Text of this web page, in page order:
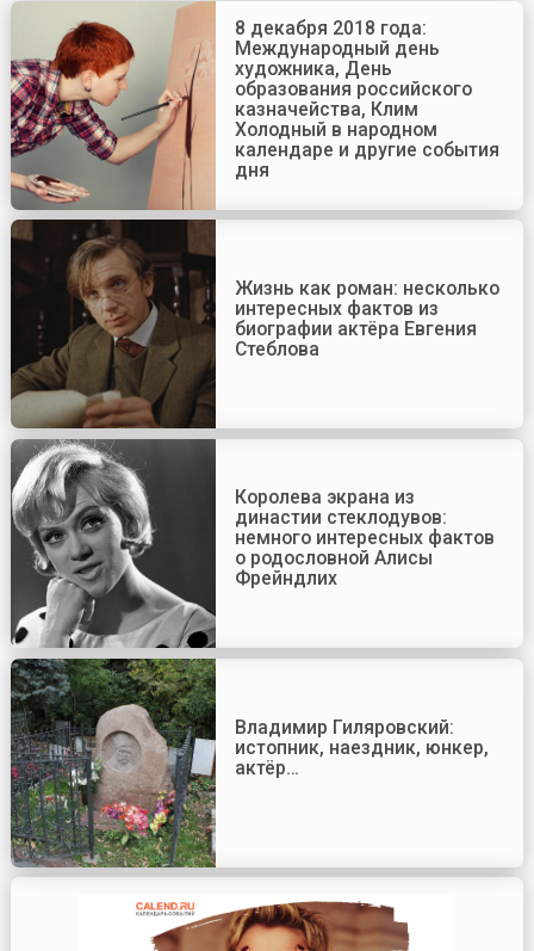
8 декабря 2018 года:
Международный день
художника, День
образования российского
казначейства, Клим
Холодный в народном
календаре и другие события
дня
Жизнь как роман: несколько
интересных фактов из
биографии актёра Евгения
Стеблова
Королева экрана из
династии стеклодувов:
немного интересных фактов
о родословной Алисы
Фрейндлих
Владимир Гиляровский:
истопник, наездник, юнкер,
актёр…